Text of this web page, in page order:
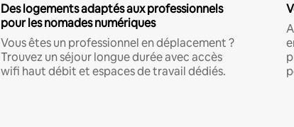
Des logements adaptés aux professionnels
pour les nomades numériques
Vous êtes un professionnel en déplacement ?
Trouvez un séjour longue durée avec accès
wifi haut débit et espaces de travail dédiés.